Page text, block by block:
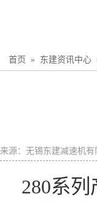
首页 » 东建资讯中心
来源： 无锡东建减速机有
280系